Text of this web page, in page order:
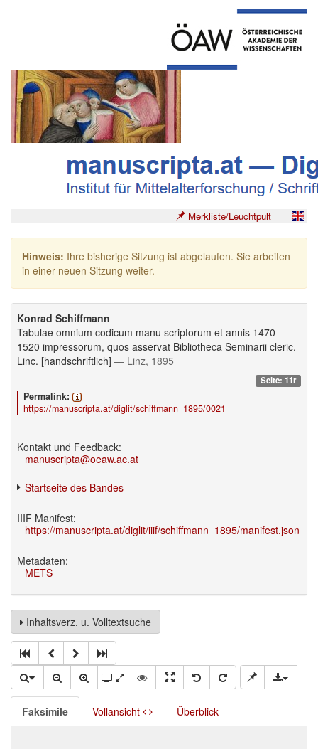
Merkliste/Leuchtpult
Hinweis: Ihre bisherige Sitzung ist abgelaufen. Sie arbeiten
in einer neuen Sitzung weiter.
Konrad Schiffmann
Tabulae omnium codicum manu scriptorum et annis 1470-
1520 impressorum, quos asservat Bibliotheca Seminarii cleric.
Linc. [handschriftlich] — Linz, 1895
Seite: 11r
Permalink:
https://manuscripta.at/diglit/schiffmann_1895/0021
Kontakt und Feedback:
manuscripta@oeaw.ac.at
Startseite des Bandes
IIIF Manifest:
https://manuscripta.at/diglit/iiif/schiffmann_1895/manifest.json
Metadaten:
METS
Inhaltsverz. u. Volltextsuche
Faksimile Vollansicht Überblick